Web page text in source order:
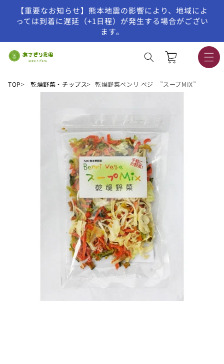
コンテンツに進む
【重要なお知らせ】熊本地震の影響により、地域によ
っては到着に遅延（+1日程）が発生する場合がござい
ます。
ー
ト
TOP 乾燥野菜・チップス 乾燥野菜ベンリ ベジ ”スープMIX”